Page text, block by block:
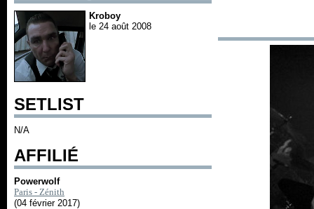
Kroboy
le 24 août 2008
SETLIST
N/A
AFFILIÉ
Powerwolf
Paris - Zénith
(04 février 2017)